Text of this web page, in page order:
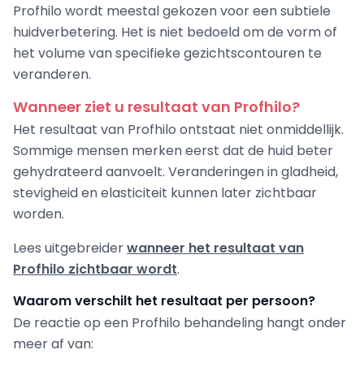
Profhilo wordt meestal gekozen voor een subtiele
huidverbetering. Het is niet bedoeld om de vorm of
het volume van specifieke gezichtscontouren te
veranderen.
Wanneer ziet u resultaat van Profhilo?
Het resultaat van Profhilo ontstaat niet onmiddellijk.
Sommige mensen merken eerst dat de huid beter
gehydrateerd aanvoelt. Veranderingen in gladheid,
stevigheid en elasticiteit kunnen later zichtbaar
worden.
Lees uitgebreiderwanneer het resultaat van
Profhilo zichtbaar wordt.
Waarom verschilt het resultaat per persoon?
De reactie op een Profhilo behandeling hangt onder
meer af van: